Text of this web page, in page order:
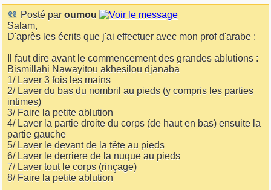
Posté par oumou
Salam,
D'après les écrits que j'ai effectuer avec mon prof d'arabe :
Il faut dire avant le commencement des grandes ablutions :
Bismillahi Nawayitou akhesilou djanaba
1/ Laver 3 fois les mains
2/ Laver du bas du nombril au pieds (y compris les parties
intimes)
3/ Faire la petite ablution
4/ Laver la partie droite du corps (de haut en bas) ensuite la
partie gauche
5/ Laver le devant de la tête au pieds
6/ Laver le derriere de la nuque au pieds
7/ Laver tout le corps (rinçage)
8/ Faire la petite ablution